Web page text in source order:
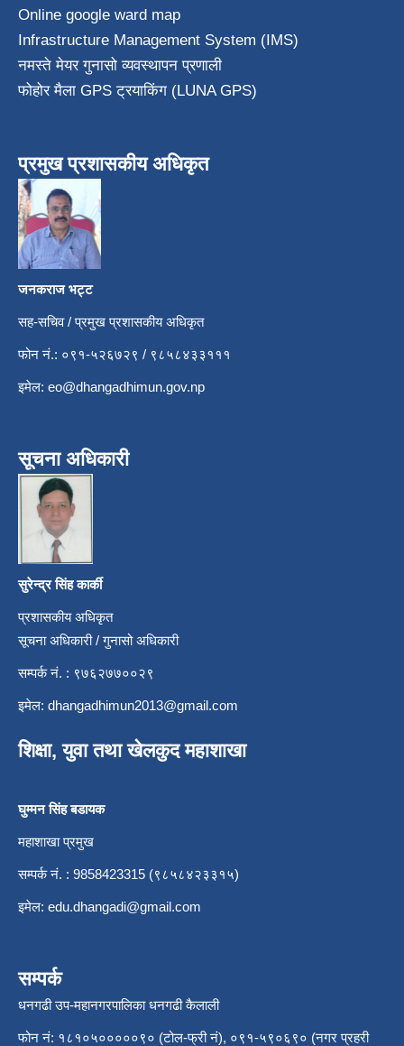
Online google ward map
Infrastructure Management System (IMS)
नमस्ते मेयर गुनासो व्यवस्थापन प्रणाली
फोहोर मैला GPS ट्रयाकिंग (LUNA GPS)
प्रमुख प्रशासकीय अधिकृत
जनकराज भट्ट
सह-सचिव / प्रमुख प्रशासकीय अधिकृत
फोन नं.: ०९१-५२६७२९ / ९८५८४३३१११
इमेल: eo@dhangadhimun.gov.np
सूचना अधिकारी
सुरेन्द्र सिंह कार्की
प्रशासकीय अधिकृत
सूचना अधिकारी / गुनासो अधिकारी
सम्पर्क नं. : ९७६२७७००२९
इमेल: dhangadhimun2013@gmail.com
शिक्षा, युवा तथा खेलकुद महाशाखा
घुम्मन सिंह बडायक
महाशाखा प्रमुख
सम्पर्क नं. : 9858423315 (९८५८४२३३१५)
इमेल: edu.dhangadi@gmail.com
सम्पर्क
धनगढी उप-महानगरपालिका धनगढी कैलाली
फोन नं: १८१०५०००००९० (टोल-फ्री नं), ०९१-५९०६९० (नगर प्रहरी